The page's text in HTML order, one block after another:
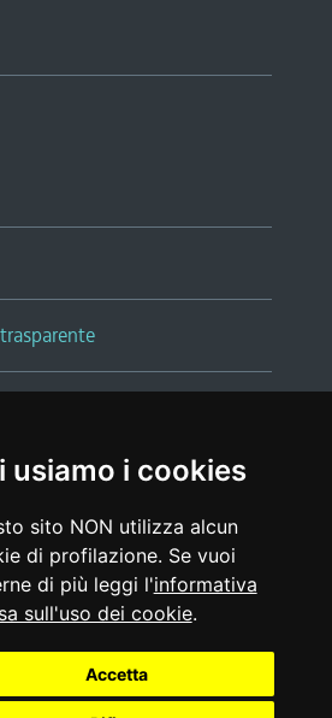
usiamo i cookies
sito NON utilizza alcun
di profilazione. Se vuoi
di più leggi l'informativa
sull'uso dei cookie.
Accetta
legali |glossario
media policy
|feedback
cookie